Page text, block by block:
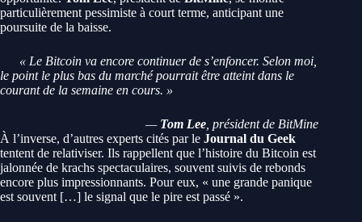
particulièrement pessimiste à court terme, anticipant une
poursuite de la baisse.
« Le Bitcoin va encore continuer de s’enfoncer. Selon moi,
le point le plus bas du marché pourrait être atteint dans le
courant de la semaine en cours. »
— Tom Lee , président de BitMine
À l’inverse, d’autres experts cités par le Journal du Geek
tentent de relativiser. Ils rappellent que l’histoire du Bitcoin est
jalonnée de krachs spectaculaires, souvent suivis de rebonds
encore plus impressionnants. Pour eux, « une grande panique
est souvent […] le signal que le pire est passé ».